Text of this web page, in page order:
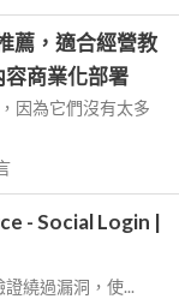
薦，適合經營教
商業化部署
因為它們沒有太多
- Social Login |
繞過漏洞，使...